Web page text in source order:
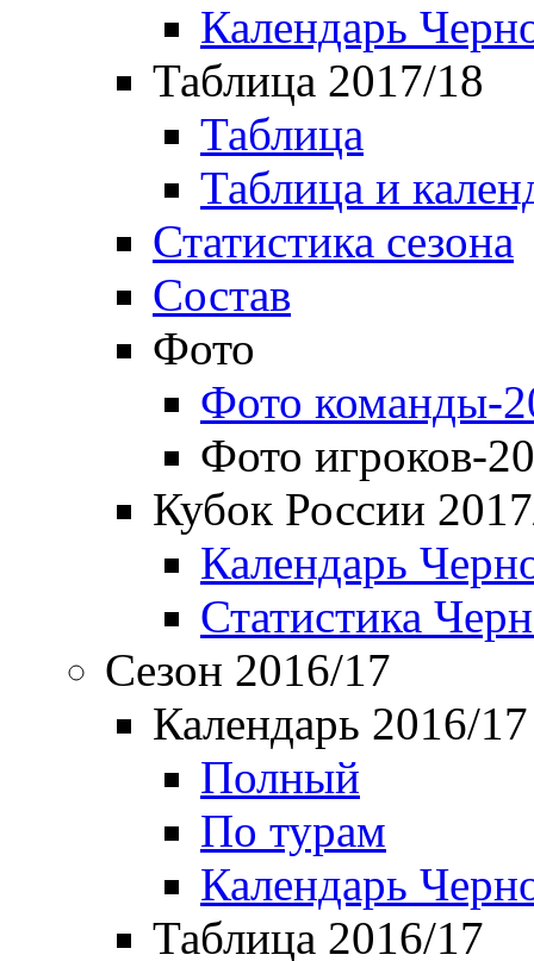
Календарь
Таблица 2017/18
Таблица
Таблица и
Статистика сезона
Состав
Фото
Фото команды-
Фото игроков-
Кубок России
Календарь
Статистика
Сезон 2016/17
Календарь 2016/17
Полный
По турам
Календарь
Таблица 2016/17